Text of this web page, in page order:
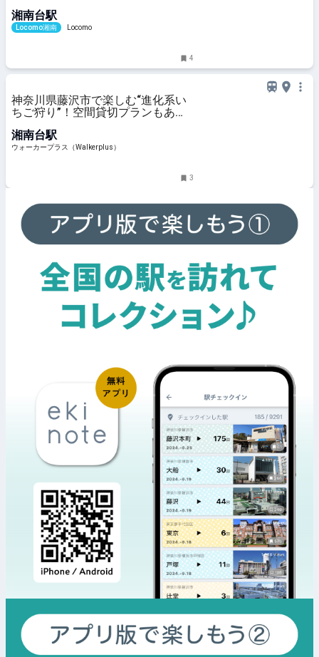
や百色眼鏡」 | 湘南の地域メディア
Locomo
湘南台駅
Locomo湘南 Locomo
4
神奈川県藤沢市で楽しむ“進化系い
ちご狩り”！空間貸切プランもある
(湘南農場)」へ｜ウォーカープラス
湘南台駅
ウォーカープラス（Walkerplus）
3